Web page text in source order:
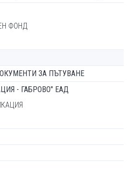
ФОНД
ЗА ПЪТУВАНЕ
- ГАБРОВО" ЕАД